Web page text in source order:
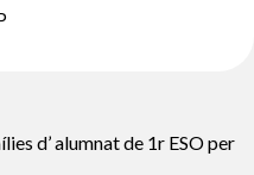
d’ alumnat de 1r ESO per